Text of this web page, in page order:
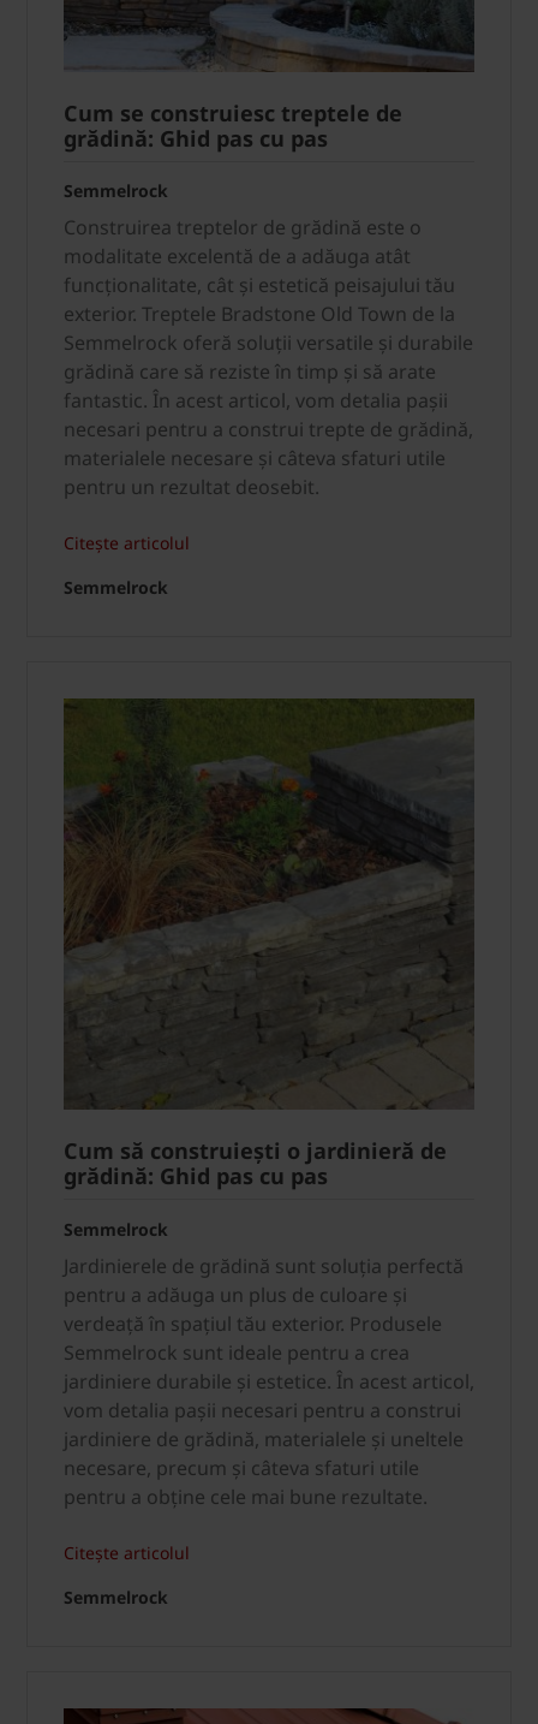
Cum se construiesc treptele de
grădină: Ghid pas cu pas
Semmelrock
Construirea treptelor de grădină este o
modalitate excelentă de a adăuga atât
funcționalitate, cât și estetică peisajului tău
exterior. Treptele Bradstone Old Town de la
Semmelrock oferă soluții versatile și durabile
grădină care să reziste în timp și să arate
fantastic. În acest articol, vom detalia pașii
necesari pentru a construi trepte de grădină,
materialele necesare și câteva sfaturi utile
pentru un rezultat deosebit.
Citește articolul
Semmelrock
Cum să construiești o jardinieră de
grădină: Ghid pas cu pas
Semmelrock
Jardinierele de grădină sunt soluția perfectă
pentru a adăuga un plus de culoare și
verdeață în spațiul tău exterior. Produsele
Semmelrock sunt ideale pentru a crea
jardiniere durabile și estetice. În acest articol,
vom detalia pașii necesari pentru a construi
jardiniere de grădină, materialele și uneltele
necesare, precum și câteva sfaturi utile
pentru a obține cele mai bune rezultate.
Citește articolul
Semmelrock